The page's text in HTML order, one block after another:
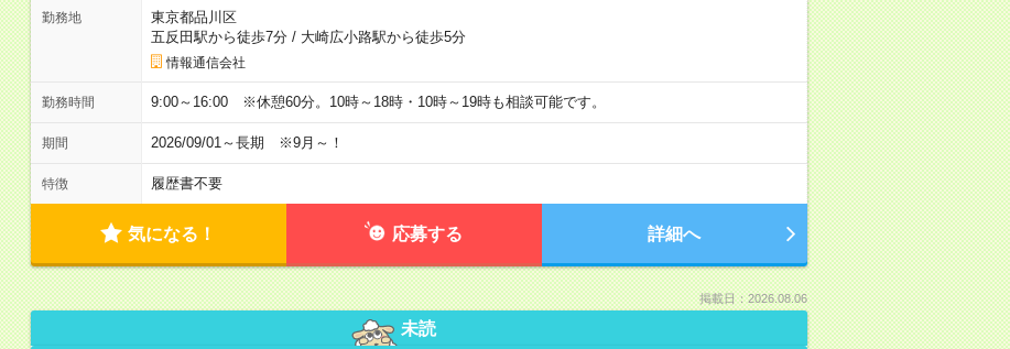
勤務地
東京都品川区
五反田駅から徒歩7分/ 大崎広小路駅から徒歩5分
情報通信会社
勤務時間 9:00～16:00 ※休憩60分。10時～18時・10時～19時も相談可能です。
期間 2026/09/01～長期 ※9月～！
特徴 履歴書不要
気になる！ 応募する 詳細へ
掲載日：2026.08.06
未読